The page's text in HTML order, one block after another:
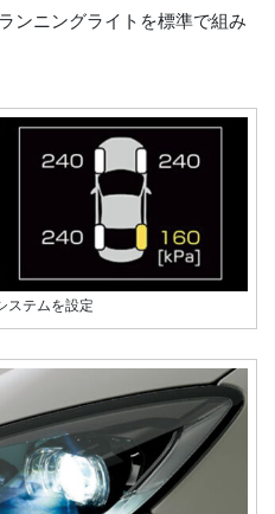
ンニングライトを標準で組み
ステムを設定